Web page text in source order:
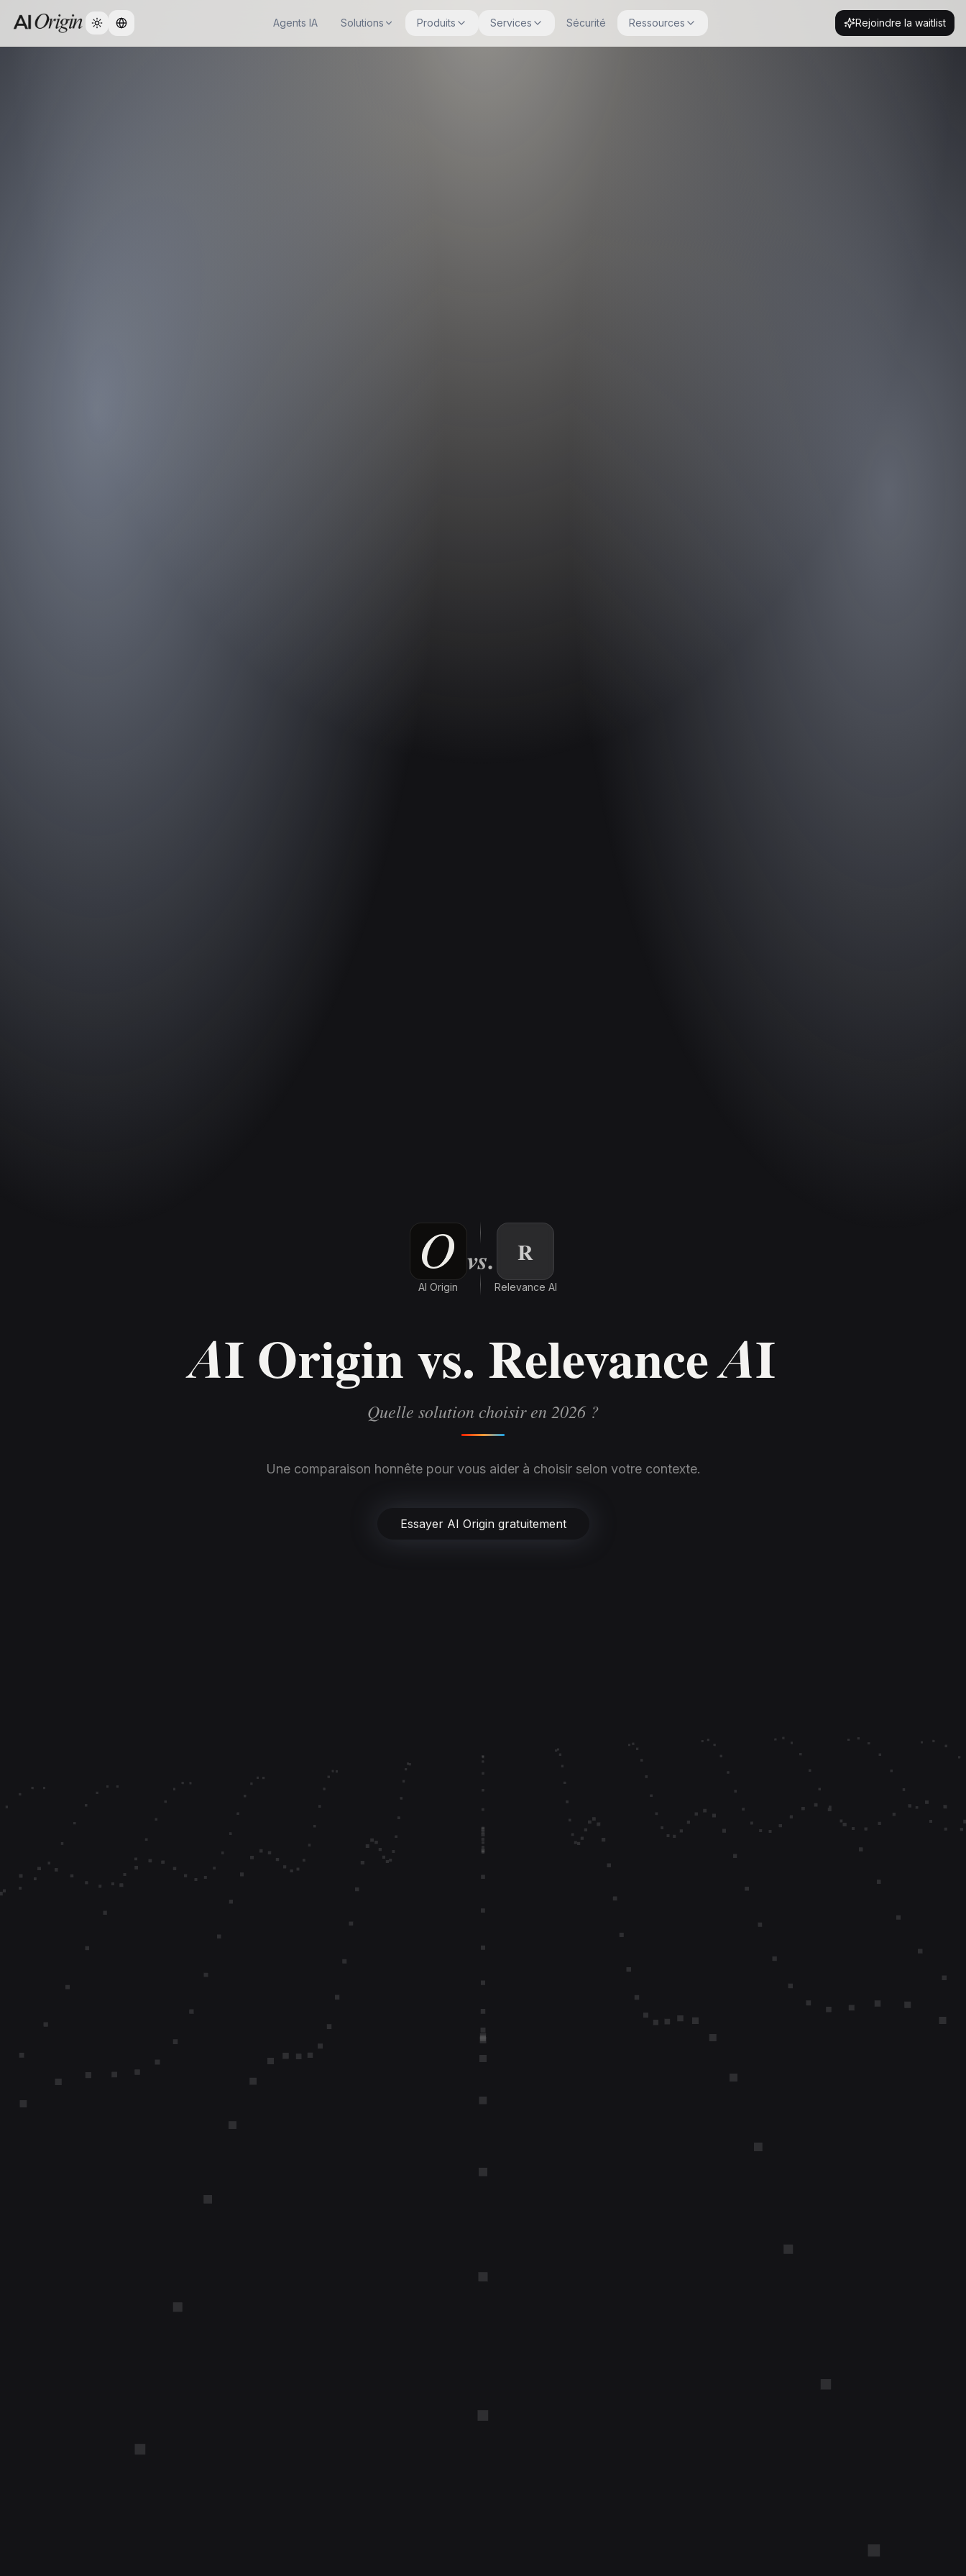
Change language Agents IA Solutions Produits Services Sécurité Ressources Rejoindre la waitlist
AI Origin
vs. R
Relevance AI
AI Origin vs. Relevance AI
Quelle solution choisir en 2026 ?
Une comparaison honnête pour vous aider à choisir selon votre contexte.
Essayer AI Origin gratuitement